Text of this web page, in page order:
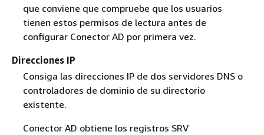
que conviene que compruebe que los usuarios
tienen estos permisos de lectura antes de
configurar Conector AD por primera vez.
Direcciones IP
Consiga las direcciones IP de dos servidores DNS o
controladores de dominio de su directorio
existente.
Conector AD obtiene los registros SRV